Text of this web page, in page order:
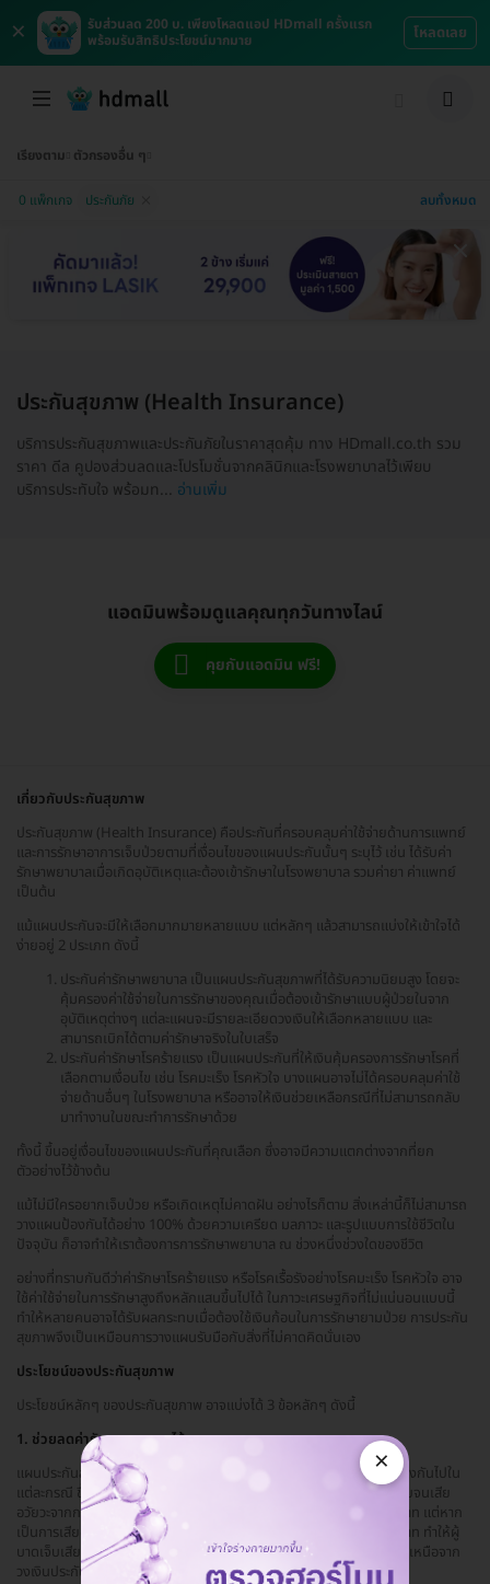
×
รับส่วนลด 200 บ. เพียงโหลดแอป HDmall ครั้งแรก
พร้อมรับสิทธิประโยชน์มากมาย
โหลดเลย
เรียงตาม ตัวกรองอื่น ๆ
0 แพ็กเกจ ประกันภัย ลบทั้งหมด
ประกันสุขภาพ (Health Insurance)
บริการประกันสุขภาพและประกันภัยในราคาสุดคุ้ม ทาง HDmall.co.th รวม
ราคา ดีล คูปองส่วนลดและโปรโมชั่นจากคลินิกและโรงพยาบาลไว้เพียบ
บริการประทับใจ พร้อมท... อ่านเพิ่ม
แอดมินพร้อมดูแลคุณทุกวันทางไลน์
คุยกับแอดมิน ฟรี!
เกี่ยวกับประกันสุขภาพ
ประกันสุขภาพ (Health Insurance) คือประกันที่ครอบคลุมค่าใช้จ่ายด้านการแพทย์
และการรักษาอาการเจ็บป่วยตามที่เงื่อนไขของแผนประกันนั้นๆ ระบุไว้ เช่น ได้รับค่า
รักษาพยาบาลเมื่อเกิดอุบัติเหตุและต้องเข้ารักษาในโรงพยาบาล รวมค่ายา ค่าแพทย์
เป็นต้น
แม้แผนประกันจะมีให้เลือกมากมายหลายแบบ แต่หลักๆ แล้วสามารถแบ่งให้เข้าใจได้
ง่ายอยู่ 2 ประเภท ดังนี้
ประกันค่ารักษาพยาบาล เป็นแผนประกันสุขภาพที่ได้รับความนิยมสูง โดยจะ
คุ้มครองค่าใช้จ่ายในการรักษาของคุณเมื่อต้องเข้ารักษาแบบผู้ป่วยในจาก
อุบัติเหตุต่างๆ แต่ละแผนจะมีรายละเอียดวงเงินให้เลือกหลายแบบ และ
สามารถเบิกได้ตามค่ารักษาจริงในใบเสร็จ
ประกันค่ารักษาโรคร้ายแรง เป็นแผนประกันที่ให้เงินคุ้มครองการรักษาโรคที่
เลือกตามเงื่อนไข เช่น โรคมะเร็ง โรคหัวใจ บางแผนอาจไม่ได้ครอบคลุมค่าใช้
จ่ายด้านอื่นๆ ในโรงพยาบาล หรืออาจให้เงินช่วยเหลือกรณีที่ไม่สามารถกลับ
มาทำงานในขณะทำการรักษาด้วย
ทั้งนี้ ขึ้นอยู่เงื่อนไขของแผนประกันที่คุณเลือก ซึ่งอาจมีความแตกต่างจากที่ยก
ตัวอย่างไว้ข้างต้น
แม้ไม่มีใครอยากเจ็บป่วย หรือเกิดเหตุไม่คาดฝัน อย่างไรก็ตาม สิ่งเหล่านี้ก็ไม่สามารถ
วางแผนป้องกันได้อย่าง 100% ด้วยความเครียด มลภาวะ และรูปแบบการใช้ชีวิตใน
ปัจจุบัน ก็อาจทำให้เราต้องการการรักษาพยาบาล ณ ช่วงหนึ่งช่วงใดของชีวิต
อย่างที่ทราบกันดีว่าค่ารักษาโรคร้ายแรง หรือโรคเรื้อรังอย่างโรคมะเร็ง โรคหัวใจ อาจ
ใช้ค่าใช้จ่ายในการรักษาสูงถึงหลักแสนขึ้นไปได้ ในภาวะเศรษฐกิจที่ไม่แน่นอนแบบนี้
ทำให้หลายคนอาจได้รับผลกระทบเมื่อต้องใช้เงินก้อนในการรักษายามป่วย การประกัน
สุขภาพจึงเป็นเหมือนการวางแผนรับมือกับสิ่งที่ไม่คาดคิดนั่นเอง
ประโยชน์ของประกันสุขภาพ
ประโยชน์หลักๆ ของประกันสุขภาพ อาจแบ่งได้ 3 ข้อหลักๆ ดังนี้
1. ช่วยลดค่ารักษาพยาบาลได้
แผนประกันสุขภาพแต่ละแผน จะกำหนดความคุ้มครองค่ารักษาพยาบาลต่างกันไปใน
แต่ละกรณี ขึ้นอยู่กับเงื่อนไขของแผนประกัน ยกตัวอย่างเช่น กรณีบาดเจ็บจนเสีย
อวัยวะจากการขับขี่จักรยานยนต์ อาจได้รับเงินคุ้มครองสูงสุด 100,000 บาท แต่หาก
เป็นการเสียอวัยวะจากกรณีอื่นๆ อาจได้รับเงินคุ้มครองสูงสุด 300,000 บาท ทำให้ผู้
บาดเจ็บเสียค่าใช้จ่ายในสัดส่วนที่น้อยลง หรืออาจจ่ายเพียงส่วนต่างที่นอกเหนือจาก
วงเงินประกันเท่านั้น
×